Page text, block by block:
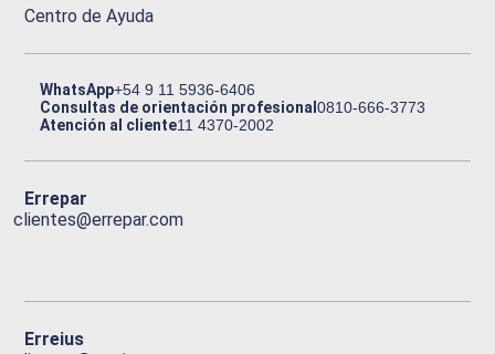
Centro de Ayuda
WhatsApp+54 9 11 5936-6406
Consultas de orientación profesional0810-666-3773
Atención al cliente11 4370-2002
Errepar
clientes@errepar.com
Erreius